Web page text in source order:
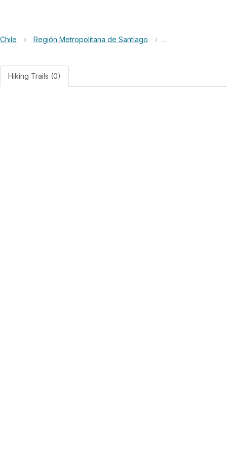
Chile › Región Metropolitana de Santiago › Avenida Tobalaba
Hiking Trails (0)